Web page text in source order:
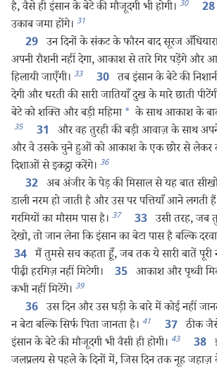
है, वैसे ही इंसान के बेटे की मौजूदगी भी होगी। 30 28
उकाब जमा होंगे। 31
29 उन दिनों के संकट के फौरन बाद सूरज
अपनी रौशनी नहीं देगा, आकाश से तारे गिर पड़ेंगे और
हिलायी जाएँगी। 33 30 तब इंसान के बेटे की
देगी और धरती की सारी जातियाँ दुख के मारे छाती
बेटे को शक्‍ति और बड़ी महिमा * के साथ आकाश के
35 31
और वह तुरही की बड़ी आवाज़ के साथ
और वे उसके चुने हुओं को आकाश के एक छोर से लेकर
दिशाओं से इकट्ठा करेंगे। 36
32 अब अंजीर के पेड़ की मिसाल से यह बात
डाली नरम हो जाती है और उस पर पत्तियाँ आने लगती
गरमियों का मौसम पास है। 37 33 उसी तरह, जब
देखो, तो जान लेना कि इंसान का बेटा पास है बल्कि
34 मैं तुमसे सच कहता हूँ, जब तक ये सारी बातें
पीढ़ी हरगिज़ नहीं मिटेगी।
35 आकाश और पृथ्वी
कभी नहीं मिटेंगे। 39
36 उस दिन और उस घड़ी के बारे में कोई नहीं
न बेटा बल्कि सिर्फ पिता जानता है। 41 37 ठीक
इंसान के बेटे की मौजूदगी भी वैसी ही होगी। 43 38
जलप्रलय से पहले के दिनों में, जिस दिन तक नूह जहाज़